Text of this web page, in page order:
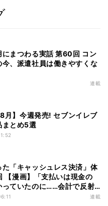
にまつわる実話 第60回 コン
今、派遣社員は働きやすくな
連載
月】今週発売! セブンイレブ
まとめ5選
た「キャッシュレス決済」体
【漫画】「支払いは現金の
っていたのに……会計で反射
まったものは
連載